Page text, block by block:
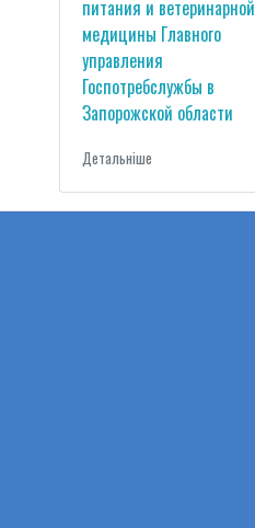
питания и ветеринарной
медицины Главного
управления
Госпотребслужбы в
Запорожской области
Детальнiше